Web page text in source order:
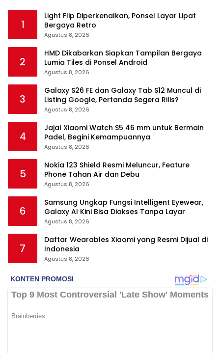
1
Light Flip Diperkenalkan, Ponsel Layar Lipat
Bergaya Retro
Agustus 8, 2026
2
HMD Dikabarkan Siapkan Tampilan Bergaya
Lumia Tiles di Ponsel Android
Agustus 8, 2026
3
Galaxy S26 FE dan Galaxy Tab S12 Muncul di
Listing Google, Pertanda Segera Rilis?
Agustus 8, 2026
4
Jajal Xiaomi Watch S5 46 mm untuk Bermain
Padel, Begini Kemampuannya
Agustus 8, 2026
5
Nokia 123 Shield Resmi Meluncur, Feature
Phone Tahan Air dan Debu
Agustus 8, 2026
6
Samsung Ungkap Fungsi Intelligent Eyewear,
Galaxy AI Kini Bisa Diakses Tanpa Layar
Agustus 8, 2026
7
Daftar Wearables Xiaomi yang Resmi Dijual di
Indonesia
Agustus 8, 2026